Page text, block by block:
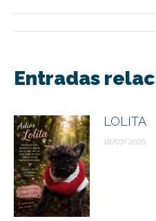
entre
Entradas
LOLITA
18/07/2026